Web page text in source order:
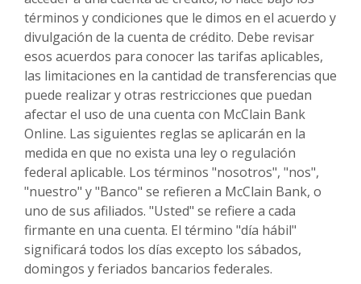
términos y condiciones que le dimos en el acuerdo y
divulgación de la cuenta de crédito. Debe revisar
esos acuerdos para conocer las tarifas aplicables,
las limitaciones en la cantidad de transferencias que
puede realizar y otras restricciones que puedan
afectar el uso de una cuenta con McClain Bank
Online. Las siguientes reglas se aplicarán en la
medida en que no exista una ley o regulación
federal aplicable. Los términos "nosotros", "nos",
"nuestro" y "Banco" se refieren a McClain Bank, o
uno de sus afiliados. "Usted" se refiere a cada
firmante en una cuenta. El término "día hábil"
significará todos los días excepto los sábados,
domingos y feriados bancarios federales.